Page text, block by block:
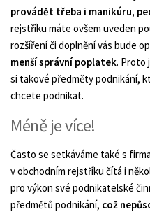
provádět třeba i manikúru,
rejstříku máte ovšem uveden
rozšíření či doplnění vás bude
menší správní poplatek. Proto
si takové předměty podnikání,
chcete podnikat.
Méně je více!
Často se setkáváme také s
v obchodním rejstříku čítá i
pro výkon své podnikatelské
předmětů podnikání, což